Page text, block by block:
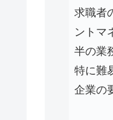
求職者
ントマ
半の業
特に難
企業の